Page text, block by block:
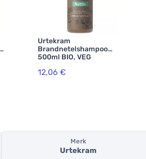
Urtekram
Brandnetelshampoo
500ml BIO, VEG
12,06 €
Merk
Urtekram